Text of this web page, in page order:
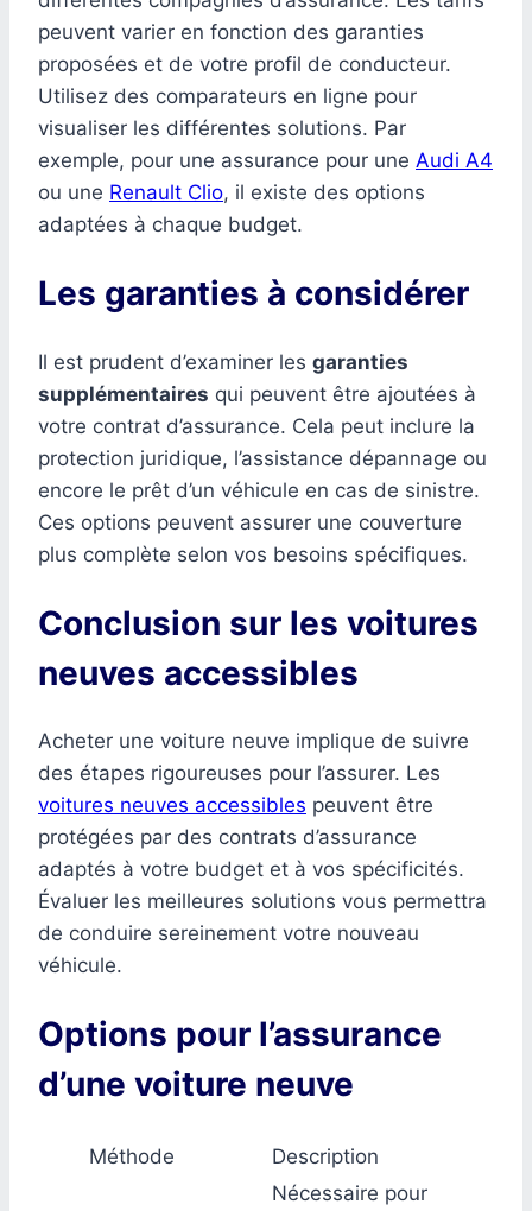
peuvent varier en fonction des garanties
proposées et de votre profil de conducteur.
Utilisez des comparateurs en ligne pour
visualiser les différentes solutions. Par
exemple, pour une assurance pour une Audi A4
ou une Renault Clio, il existe des options
adaptées à chaque budget.
Les garanties à considérer
Il est prudent d’examiner les garanties
supplémentaires qui peuvent être ajoutées à
votre contrat d’assurance. Cela peut inclure la
protection juridique, l’assistance dépannage ou
encore le prêt d’un véhicule en cas de sinistre.
Ces options peuvent assurer une couverture
plus complète selon vos besoins spécifiques.
Conclusion sur les voitures
neuves accessibles
Acheter une voiture neuve implique de suivre
des étapes rigoureuses pour l’assurer. Les
voitures neuves accessibles peuvent être
protégées par des contrats d’assurance
adaptés à votre budget et à vos spécificités.
Évaluer les meilleures solutions vous permettra
de conduire sereinement votre nouveau
véhicule.
Options pour l’assurance
d’une voiture neuve
Méthode Description
Nécessaire pour